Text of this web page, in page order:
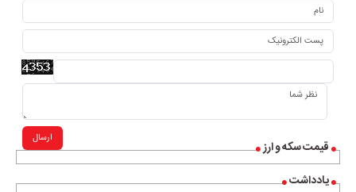
قیمت سکه و ارز
یادداشت
ارسال